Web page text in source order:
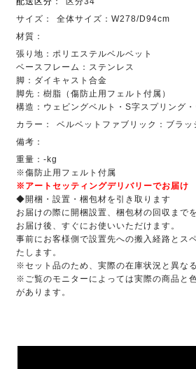
サイズ：
全体サイズ：W278/D94cm
材質：
張り地：ポリエステルベルベット
ベースフレーム：ステンレス
脚：ダイキャスト合金
脚先：樹脂（傷防止用フェルト付属）
構造：ウェビングベルト・S字スプリング
カラー：
ベルベットファブリック：ブラッ
備考：
重量：-kg
※傷防止用フェルト付属
※アートセッティングデリバリーでお届け
◆開梱・設置・梱包材を引き取ります
お届けの際に開梱設置、梱包材の回収まで
お届け後、すぐにお使いいただけます。
事前にお客様側で設置先への搬入経路とス
たします。
※セット品のため、実際の在庫状況と異な
※ご覧のモニターによっては実際の商品と
があります。